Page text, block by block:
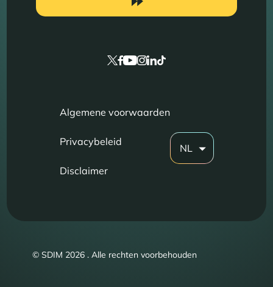
Algemene voorwaarden
Privacybeleid
Disclaimer
NL
© SDIM 2026 . Alle rechten voorbehouden